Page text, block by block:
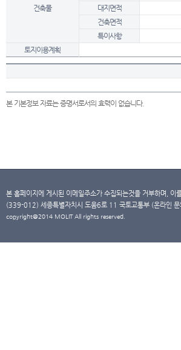
건축물
대지면적
건축면적
특이사항
토지이용계획
본 기본정보 자료는 증명서로서의 효력이 없습니다.
본 홈페이지에 게시된 이메일주소가 수집되는것을 거부하며,
(339-012) 세종특별자치시 도움6로 11 국토교통부 (온라
copyright@2014 MOLIT All rights reserved.